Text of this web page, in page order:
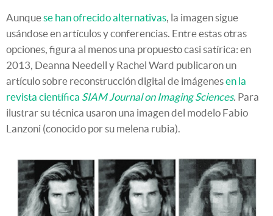
Aunquese han ofrecido alternativas, la imagen sigue
usándose en artículos y conferencias. Entre estas otras
opciones, figura al menos una propuesto casi satírica: en
2013, Deanna Needell y Rachel Ward publicaron un
artículo sobre reconstrucción digital de imágenesen la
revista científica SIAM Journal on Imaging Sciences. Para
ilustrar su técnica usaron una imagen del modelo Fabio
Lanzoni (conocido por su melena rubia).